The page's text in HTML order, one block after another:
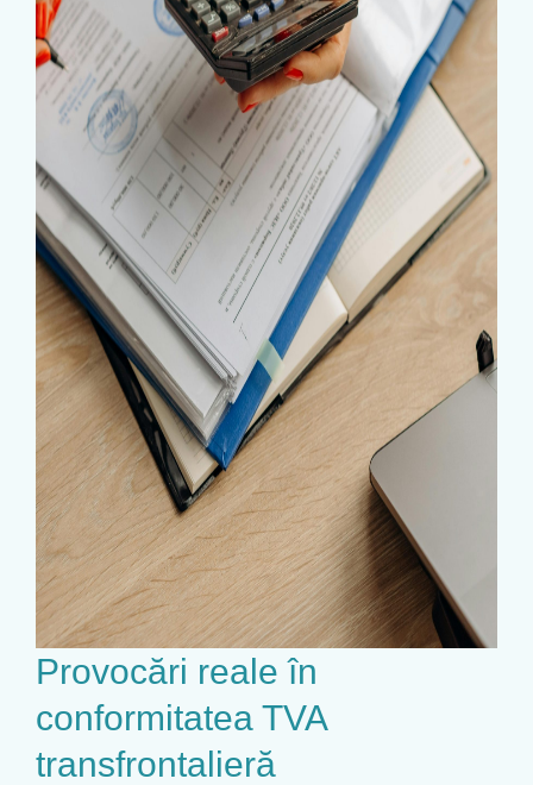
Provocări reale în
conformitatea TVA
transfrontalieră